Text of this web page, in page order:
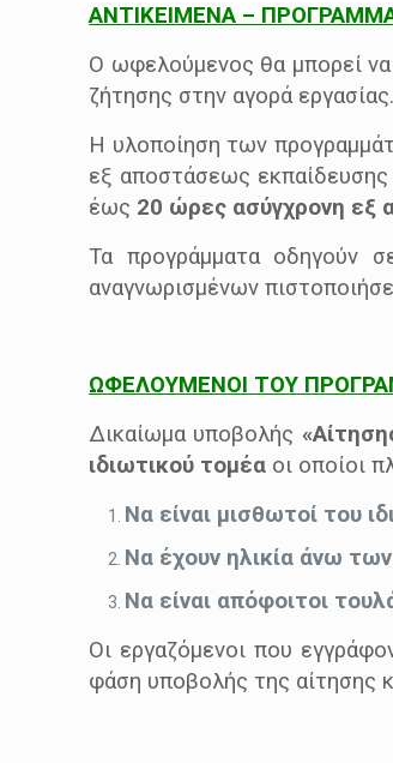
ΑΝΤΙΚΕΙΜΕΝΑ –
Ο ωφελούμενος θα μπορεί να
ζήτησης στην αγορά
Η υλοποίηση των
εξ αποστάσεως
έως 20 ώρες ασύγχρονη εξ
Τα προγράμματα οδηγούν
αναγνωρισμένων
ΩΦΕΛΟΥΜΕΝΟΙ ΤΟΥ
Δικαίωμα υποβολής
ιδιωτικού τομέα οι οποίοι
Να είναι μισθωτοί του
Να έχουν ηλικία άνω
Να είναι απόφοιτοι
Οι εργαζόμενοι που
φάση υποβολής της αίτησης